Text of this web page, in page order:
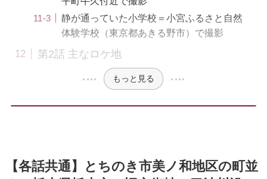
静が通っていた小学校＝小宮ふるさと自然
体験学校（東京都あきる野市）で撮影
第2話 主なロケ地
もっと見る
【各話共通】とちのき市美ノ和地区の町並